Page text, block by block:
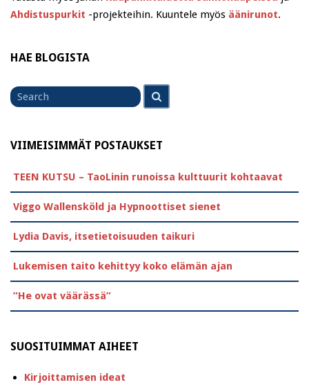
Ahdistuspurkit -projekteihin. Kuuntele myös äänirunot.
HAE BLOGISTA
Search
for
VIIMEISIMMÄT POSTAUKSET
TEEN KUTSU – TaoLinin runoissa kulttuurit kohtaavat
Viggo Wallensköld ja Hypnoottiset sienet
Lydia Davis, itsetietoisuuden taikuri
Lukemisen taito kehittyy koko elämän ajan
”He ovat väärässä”
SUOSITUIMMAT AIHEET
Kirjoittamisen ideat